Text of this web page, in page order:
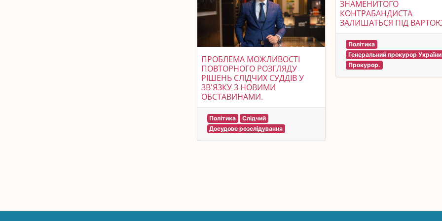
ПРОБЛЕМА МОЖЛИВОСТІ
ПОВТОРНОГО РОЗГЛЯДУ
РІШЕНЬ СЛІДЧИХ СУДДІВ У
ЗВ'ЯЗКУ З НОВИМИ
ОБСТАВИНАМИ.
Політика
Слідчий
Досудове розслідування
ЗНАМЕНИТОГО
КОНТРАБАНДИСТА
ЗАЛИШАТЬСЯ ПІД
Політика
Генеральний прокурор України
Прокурор.